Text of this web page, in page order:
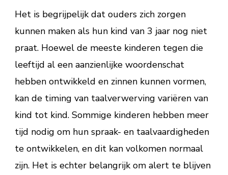
Het is begrijpelijk dat ouders zich zorgen
kunnen maken als hun kind van 3 jaar nog niet
praat. Hoewel de meeste kinderen tegen die
leeftijd al een aanzienlijke woordenschat
hebben ontwikkeld en zinnen kunnen vormen,
kan de timing van taalverwerving variëren van
kind tot kind. Sommige kinderen hebben meer
tijd nodig om hun spraak- en taalvaardigheden
te ontwikkelen, en dit kan volkomen normaal
zijn. Het is echter belangrijk om alert te blijven